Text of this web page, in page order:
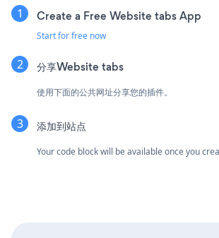
Create a Free Website tabs App
Start for free now
分享Website tabs
使用下面的公共网址分享您的插件。
添加到站点
Your code block will be available once you